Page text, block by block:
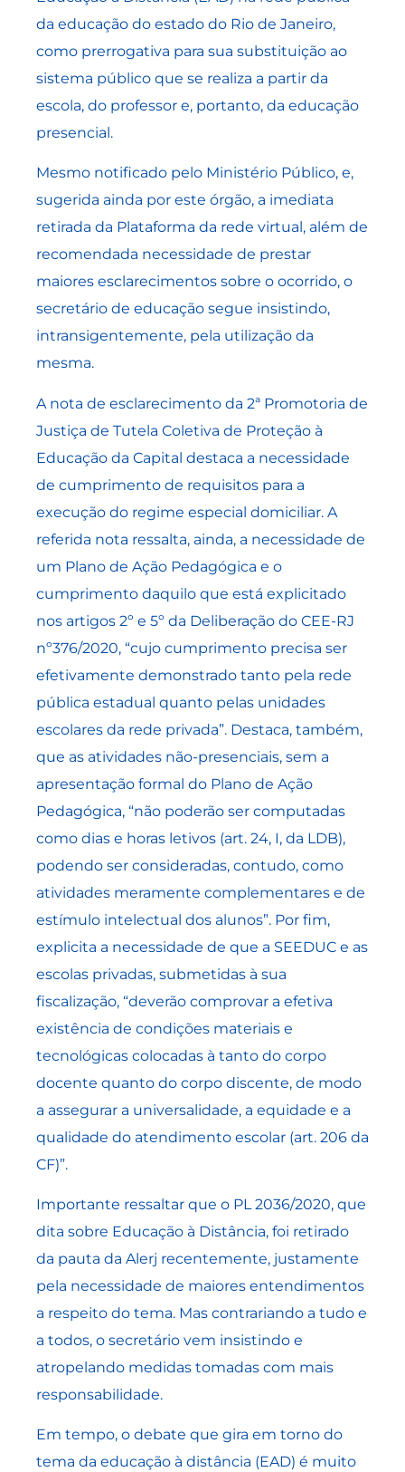
da educação do estado do Rio de Janeiro,
como prerrogativa para sua substituição ao
sistema público que se realiza a partir da
escola, do professor e, portanto, da educação
presencial.
Mesmo notificado pelo Ministério Público, e,
sugerida ainda por este órgão, a imediata
retirada da Plataforma da rede virtual, além de
recomendada necessidade de prestar
maiores esclarecimentos sobre o ocorrido, o
secretário de educação segue insistindo,
intransigentemente, pela utilização da
mesma.
A nota de esclarecimento da 2ª Promotoria de
Justiça de Tutela Coletiva de Proteção à
Educação da Capital destaca a necessidade
de cumprimento de requisitos para a
execução do regime especial domiciliar. A
referida nota ressalta, ainda, a necessidade de
um Plano de Ação Pedagógica e o
cumprimento daquilo que está explicitado
nos artigos 2º e 5º da Deliberação do CEE-RJ
nº376/2020, “cujo cumprimento precisa ser
efetivamente demonstrado tanto pela rede
pública estadual quanto pelas unidades
escolares da rede privada”. Destaca, também,
que as atividades não-presenciais, sem a
apresentação formal do Plano de Ação
Pedagógica, “não poderão ser computadas
como dias e horas letivos (art. 24, I, da LDB),
podendo ser consideradas, contudo, como
atividades meramente complementares e de
estímulo intelectual dos alunos”. Por fim,
explicita a necessidade de que a SEEDUC e as
escolas privadas, submetidas à sua
fiscalização, “deverão comprovar a efetiva
existência de condições materiais e
tecnológicas colocadas à tanto do corpo
docente quanto do corpo discente, de modo
a assegurar a universalidade, a equidade e a
qualidade do atendimento escolar (art. 206 da
CF)”.
Importante ressaltar que o PL 2036/2020, que
dita sobre Educação à Distância, foi retirado
da pauta da Alerj recentemente, justamente
pela necessidade de maiores entendimentos
a respeito do tema. Mas contrariando a tudo e
a todos, o secretário vem insistindo e
atropelando medidas tomadas com mais
responsabilidade.
Em tempo, o debate que gira em torno do
tema da educação à distância (EAD) é muito